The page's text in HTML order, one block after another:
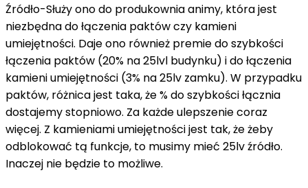
Źródło-Służy ono do produkownia animy, która jest
niezbędna do łączenia paktów czy kamieni
umiejętności. Daje ono również premie do szybkości
łączenia paktów (20% na 25lvl budynku) i do łączenia
kamieni umiejętności (3% na 25lv zamku). W przypadku
paktów, różnica jest taka, że % do szybkości łącznia
dostajemy stopniowo. Za każde ulepszenie coraz
więcej. Z kamieniami umiejętności jest tak, że żeby
odblokować tą funkcje, to musimy mieć 25lv źródło.
Inaczej nie będzie to możliwe.